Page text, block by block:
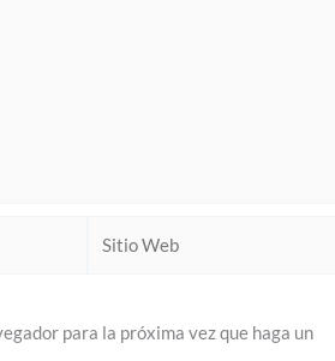
Web
para la próxima vez que haga un